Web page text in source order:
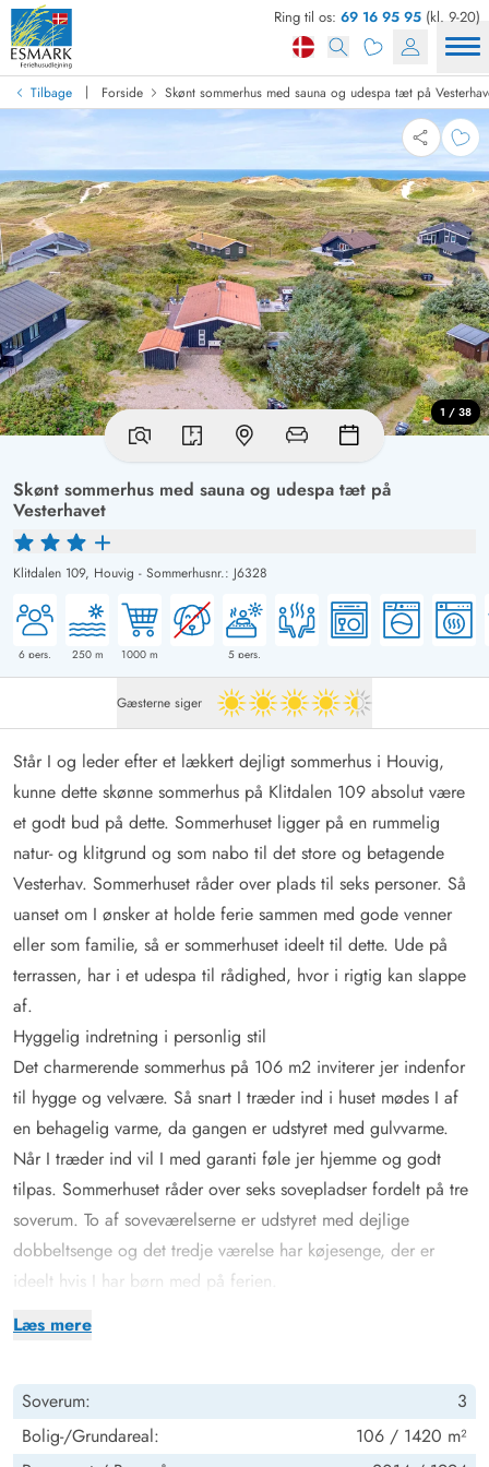
Ring til os: 69 16 95 95 (kl. 9-20)
Tilbage | Forside Skønt sommerhus med sauna og udespa tæt på
Skønt sommerhus med sauna og udespa tæt på
Vesterhavet
Klitdalen 109, Houvig - Sommerhusnr.: J6328
6 pers. 250m 1000 m 5 pers.
1 / 38
Gæsterne siger 4.5 ud af 5
Læs mere
Står I og leder efter et lækkert dejligt sommerhus i Houvig,
kunne dette skønne sommerhus på Klitdalen 109 absolut være
et godt bud på dette. Sommerhuset ligger på en rummelig
natur- og klitgrund og som nabo til det store og betagende
Vesterhav. Sommerhuset råder over plads til seks personer. Så
uanset om I ønsker at holde ferie sammen med gode venner
eller som familie, så er sommerhuset ideelt til dette. Ude på
terrassen, har i et udespa til rådighed, hvor i rigtig kan slappe
af.
Hyggelig indretning i personlig stil
Det charmerende sommerhus på 106 m2 inviterer jer indenfor
til hygge og velvære. Så snart I træder ind i huset mødes I af
en behagelig varme, da gangen er udstyret med gulvvarme.
Når I træder ind vil I med garanti føle jer hjemme og godt
tilpas. Sommerhuset råder over seks sovepladser fordelt på tre
soverum. To af soveværelserne er udstyret med dejlige
dobbeltsenge og det tredje værelse har køjesenge, der er
ideelt hvis I har børn med på ferien.
Efter en god nats søvn behøver I ikke stå i kø foran
finder I på et af badeværelserne en sauna, hvor I efter en lang
gåtur på den brede og fantastiske sandstrand igen kan få
Soverum:
3
Bolig-/Grundareal:
106 / 1420 m²